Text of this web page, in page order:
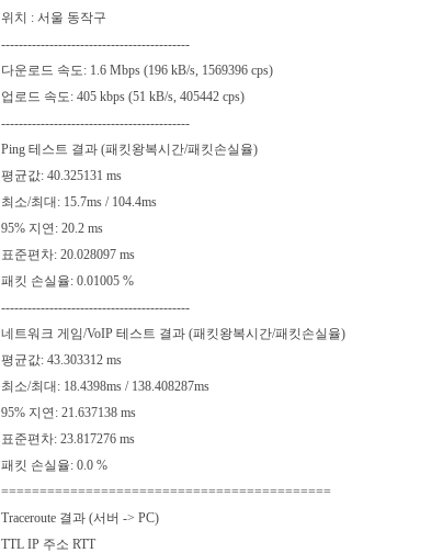
위치 : 서울 동작구
-------------------------------------------
다운로드 속도: 1.6 Mbps (196 kB/s, 1569396 cps)
업로드 속도: 405 kbps (51 kB/s, 405442 cps)
-------------------------------------------
Ping 테스트 결과 (패킷왕복시간/패킷손실율)
평균값: 40.325131 ms
최소/최대: 15.7ms / 104.4ms
95% 지연: 20.2 ms
표준편차: 20.028097 ms
패킷 손실율: 0.01005 %
-------------------------------------------
네트워크 게임/VoIP 테스트 결과 (패킷왕복시간/패킷손실율)
평균값: 43.303312 ms
최소/최대: 18.4398ms / 138.408287ms
95% 지연: 21.637138 ms
표준편차: 23.817276 ms
패킷 손실율: 0.0 %
===========================================
Traceroute 결과 (서버 -> PC)
TTL IP 주소 RTT